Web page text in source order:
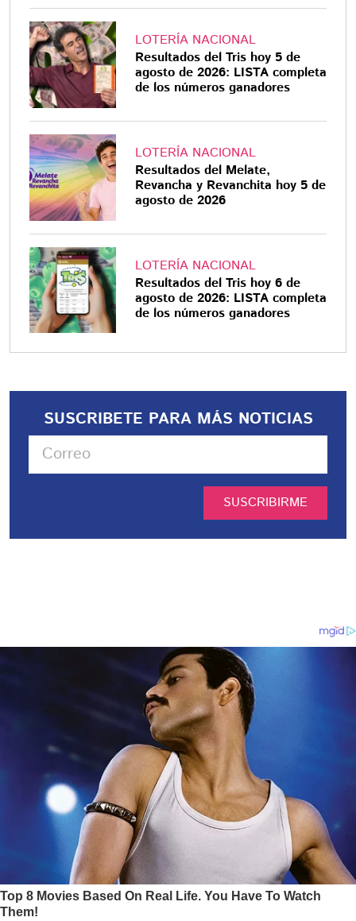
LOTERÍA NACIONAL
Resultados del Tris hoy 5 de
agosto de 2026: LISTA completa
de los números ganadores
LOTERÍA NACIONAL
Resultados del Melate,
Revancha y Revanchita hoy 5 de
agosto de 2026
LOTERÍA NACIONAL
Resultados del Tris hoy 6 de
agosto de 2026: LISTA completa
de los números ganadores
SUSCRIBETE PARA MÁS NOTICIAS
SUSCRIBIRME